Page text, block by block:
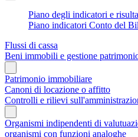
Piano degli indicatori e
Piano indicatori Conto del
Flussi di cassa
Beni immobili e gestione
Patrimonio immobiliare
Canoni di locazione o affitto
Controlli e rilievi
Organismi indipendenti di
organismi con funzioni analoghe